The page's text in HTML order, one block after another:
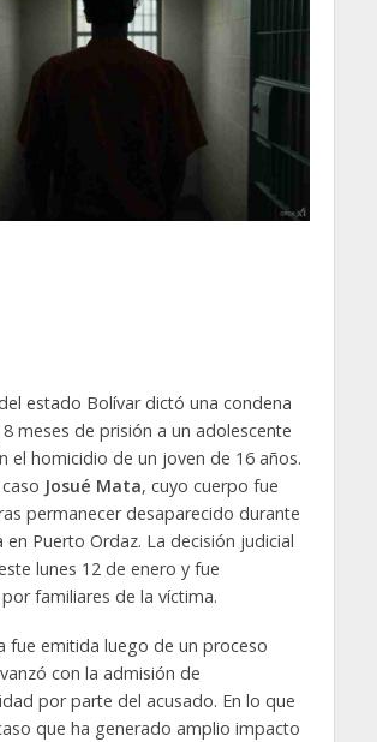
estado Bolívar dictó una condena
meses de prisión a un adolescente
el homicidio de un joven de 16 años.
Josué Mata, cuyo cuerpo fue
permanecer desaparecido durante
en Puerto Ordaz. La decisión judicial
lunes 12 de enero y fue
familiares de la víctima.
fue emitida luego de un proceso
con la admisión de
por parte del acusado. En lo que
que ha generado amplio impacto